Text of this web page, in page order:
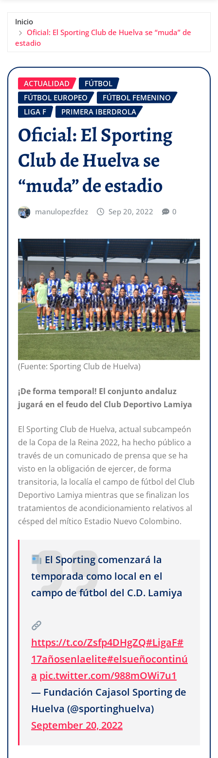
Inicio
Oficial: El Sporting Club de Huelva se “muda” de
estadio
ACTUALIDAD
FÚTBOL
FÚTBOL EUROPEO
FÚTBOL FEMENINO
LIGA F
PRIMERA IBERDROLA
Oficial: El Sporting
Club de Huelva se
“muda” de estadio
manulopezfdez Sep 20, 2022 0
(Fuente: Sporting Club de Huelva)
¡De forma temporal! El conjunto andaluz
jugará en el feudo del Club Deportivo Lamiya
El Sporting Club de Huelva, actual subcampeón
de la Copa de la Reina 2022, ha hecho público a
través de un comunicado de prensa que se ha
visto en la obligación de ejercer, de forma
transitoria, la localía el campo de fútbol del Club
Deportivo Lamiya mientras que se finalizan los
tratamientos de acondicionamiento relativos al
césped del mítico Estadio Nuevo Colombino.
El Sporting comenzará la
temporada como local en el
campo de fútbol del C.D. Lamiya
https://t.co/Zsfp4DHgZQ#LigaF#
17añosenlaelite#elsueñocontinú
a pic.twitter.com/988mOWi7u1
— Fundación Cajasol Sporting de
Huelva (@sportinghuelva)
September 20, 2022